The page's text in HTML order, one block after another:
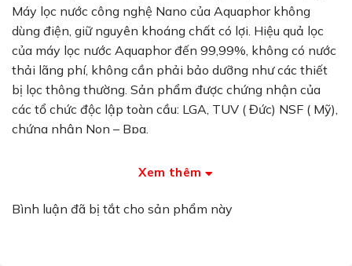
Máy lọc nước công nghệ Nano của Aquaphor không
dùng điện, giữ nguyên khoáng chất có lợi. Hiệu quả lọc
của máy lọc nước Aquaphor đến 99,99%, không có nước
thải lãng phí, không cần phải bảo dưỡng như các thiết
bị lọc thông thường. Sản phẩm được chứng nhận của
các tổ chức độc lập toàn cầu: LGA, TUV ( Đức) NSF ( Mỹ),
chứng nhận Non – Bpa.
máy lọc nước Aquaphor Crystal H
dễ sử dụng. Máy lọc nước Aquaphor công nghệ Nano phù
Xem thêm
Bình luận đã bị tắt cho sản phẩm này